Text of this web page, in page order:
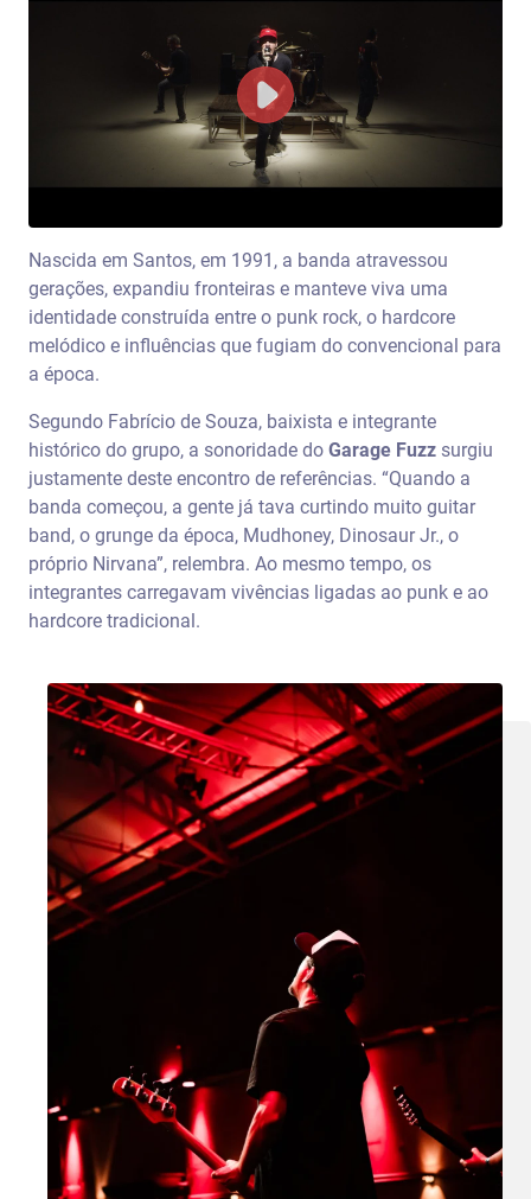
Nascida em Santos, em 1991, a banda atravessou
gerações, expandiu fronteiras e manteve viva uma
identidade construída entre o punk rock, o hardcore
melódico e influências que fugiam do convencional para
a época.
Segundo Fabrício de Souza, baixista e integrante
histórico do grupo, a sonoridade do Garage Fuzz surgiu
justamente deste encontro de referências. “Quando a
banda começou, a gente já tava curtindo muito guitar
band, o grunge da época, Mudhoney, Dinosaur Jr., o
próprio Nirvana”, relembra. Ao mesmo tempo, os
integrantes carregavam vivências ligadas ao punk e ao
hardcore tradicional.